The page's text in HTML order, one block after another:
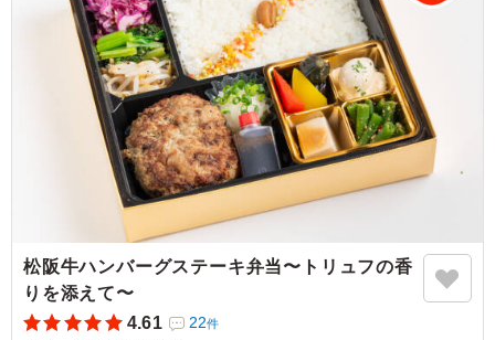
松阪牛ハンバーグステーキ弁当〜トリュフの香
りを添えて〜
4.61
22件